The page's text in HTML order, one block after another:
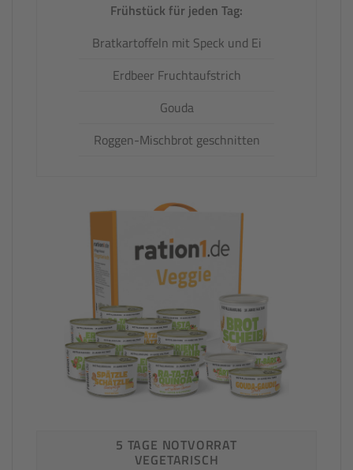
Frühstück für jeden Tag:
Bratkartoffeln mit Speck und Ei
Erdbeer Fruchtaufstrich
Gouda
Roggen-Mischbrot geschnitten
5 TAGE NOTVORRAT
VEGETARISCH